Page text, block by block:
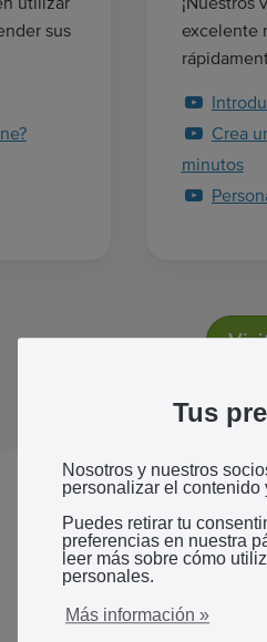
sus
excelente
Crea
minutos
Tus
Nosotros y nuestros
personalizar el contenido
Puedes retirar tu
preferencias en nuestra
leer más sobre cómo
personales.
Más información »